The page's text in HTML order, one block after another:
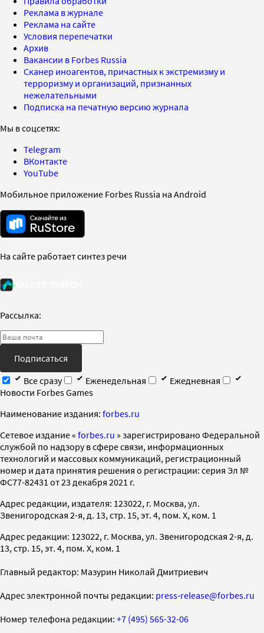
Реклама в журнале
Реклама на сайте
Условия перепечатки
Архив
Вакансии в Forbes Russia
Сканер иноагентов, причастных к экстремизму и
терроризму и организаций, признанных
нежелательными
Подписка на печатную версию журнала
Мы в соцсетях:
Telegram
ВКонтакте
YouTube
Мобильное приложение Forbes Russia на Android
На сайте работает синтез речи
Рассылка:
Подписаться
Все сразу
Еженедельная
Ежедневная
Новости Forbes Games
Наименование издания: forbes.ru
Cетевое издание « forbes.ru » зарегистрировано Федеральной
службой по надзору в сфере связи, информационных
технологий и массовых коммуникаций, регистрационный
номер и дата принятия решения о регистрации: серия Эл №
ФС77-82431 от 23 декабря 2021 г.
Адрес редакции, издателя: 123022, г. Москва, ул.
Звенигородская 2-я, д. 13, стр. 15, эт. 4, пом. X, ком. 1
Адрес редакции: 123022, г. Москва, ул. Звенигородская 2-я, д.
13, стр. 15, эт. 4, пом. X, ком. 1
Главный редактор: Мазурин Николай Дмитриевич
Адрес электронной почты редакции: press-release@forbes.ru
Номер телефона редакции: +7 (495) 565-32-06